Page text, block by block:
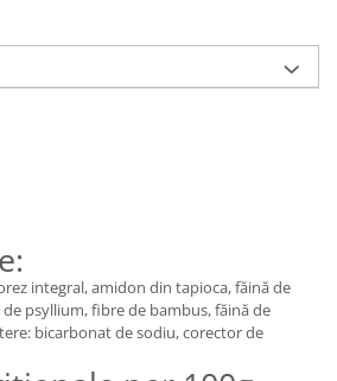
integral, amidon din tapioca, făină de
psyllium, fibre de bambus, făină de
bicarbonat de sodiu, corector de